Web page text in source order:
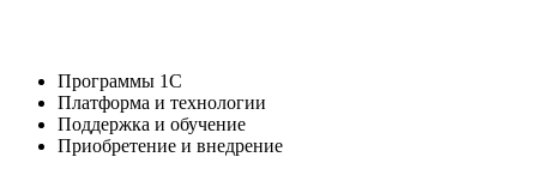
Программы 1С
Платформа и технологии
Поддержка и обучение
Приобретение и внедрение